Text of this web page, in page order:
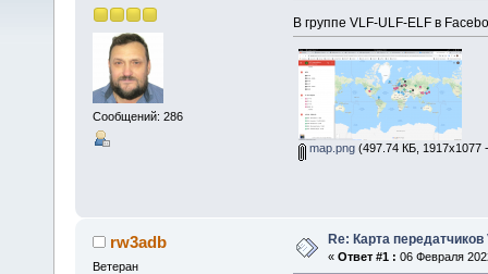
Сообщений: 286
В группе VLF-ULF-ELF в
map.png(497.74 КБ, 1917x1077
rw3adb
Ветеран
Re: Карта передатчиков
« Ответ #1 : 06 Февраля